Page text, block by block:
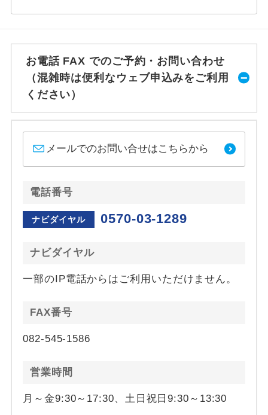
お電話 FAX でのご予約・お問い合わせ
（混雑時は便利なウェブ申込みをご利用
ください）
メールでのお問い合せはこちらから
電話番号
ナビダイヤル 0570-03-1289
ナビダイヤル
一部のIP電話からはご利用いただけません。
FAX番号
082-545-1586
営業時間
月～金9:30～17:30、土日祝日9:30～13:30